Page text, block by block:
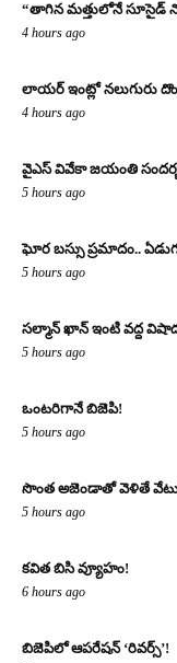
“తాగిన మత్తులోనే సూసైడ్
4 hours ago
లాయర్ ఇంట్లో నలుగురు
4 hours ago
వైఎస్ వివేకా జయంతి
5 hours ago
ఘోర బస్సు ప్రమాదం..
5 hours ago
సల్మాన్ ఖాన్ ఇంటి వద్ద
5 hours ago
ఒంటరిగానే బిజెపి!
5 hours ago
సొంత అజెండాతో వెళితే
5 hours ago
కవిత బిసి వ్యూహం!
6 hours ago
బిజెపిలో ఆపరేషన్ ‘రివర్స్’!